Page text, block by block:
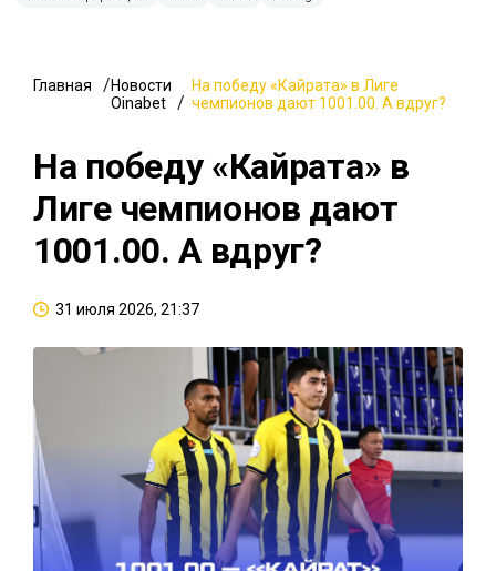
Главная
Новости
Oinabet
На победу «Кайрата» в Лиге
чемпионов дают 1001.00. А вдруг?
На победу «Кайрата» в
Лиге чемпионов дают
1001.00. А вдруг?
31 июля 2026, 21:37